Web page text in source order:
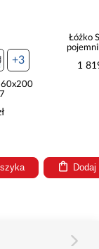
Łóżko Suzanne
pojemnikiem
1 819,99 zł
Dodaj do